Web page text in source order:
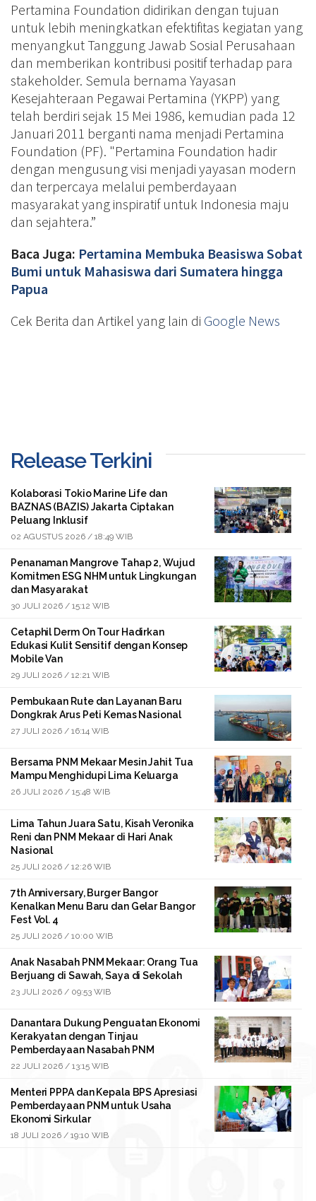
Pertamina Foundation didirikan dengan tujuan
untuk lebih meningkatkan efektifitas kegiatan yang
menyangkut Tanggung Jawab Sosial Perusahaan
dan memberikan kontribusi positif terhadap para
stakeholder. Semula bernama Yayasan
Kesejahteraan Pegawai Pertamina (YKPP) yang
telah berdiri sejak 15 Mei 1986, kemudian pada 12
Januari 2011 berganti nama menjadi Pertamina
Foundation (PF). "Pertamina Foundation hadir
dengan mengusung visi menjadi yayasan modern
dan terpercaya melalui pemberdayaan
masyarakat yang inspiratif untuk Indonesia maju
dan sejahtera.”
Baca Juga: Pertamina Membuka Beasiswa Sobat
Bumi untuk Mahasiswa dari Sumatera hingga
Papua
Cek Berita dan Artikel yang lain di Google News
Release Terkini
Kolaborasi Tokio Marine Life dan
BAZNAS (BAZIS) Jakarta Ciptakan
Peluang Inklusif
02 AGUSTUS 2026 / 18:49 WIB
Penanaman Mangrove Tahap 2, Wujud
Komitmen ESG NHM untuk Lingkungan
dan Masyarakat
30 JULI 2026 / 15:12 WIB
Cetaphil Derm On Tour Hadirkan
Edukasi Kulit Sensitif dengan Konsep
Mobile Van
29 JULI 2026 / 12:21 WIB
Pembukaan Rute dan Layanan Baru
Dongkrak Arus Peti Kemas Nasional
27 JULI 2026 / 16:14 WIB
Bersama PNM Mekaar Mesin Jahit Tua
Mampu Menghidupi Lima Keluarga
26 JULI 2026 / 15:48 WIB
Lima Tahun Juara Satu, Kisah Veronika
Reni dan PNM Mekaar di Hari Anak
Nasional
25 JULI 2026 / 12:26 WIB
7th Anniversary, Burger Bangor
Kenalkan Menu Baru dan Gelar Bangor
Fest Vol. 4
25 JULI 2026 / 10:00 WIB
Anak Nasabah PNM Mekaar: Orang Tua
Berjuang di Sawah, Saya di Sekolah
23 JULI 2026 / 09:53 WIB
Danantara Dukung Penguatan Ekonomi
Kerakyatan dengan Tinjau
Pemberdayaan Nasabah PNM
22 JULI 2026 / 13:15 WIB
Menteri PPPA dan Kepala BPS Apresiasi
Pemberdayaan PNM untuk Usaha
Ekonomi Sirkular
18 JULI 2026 / 19:10 WIB